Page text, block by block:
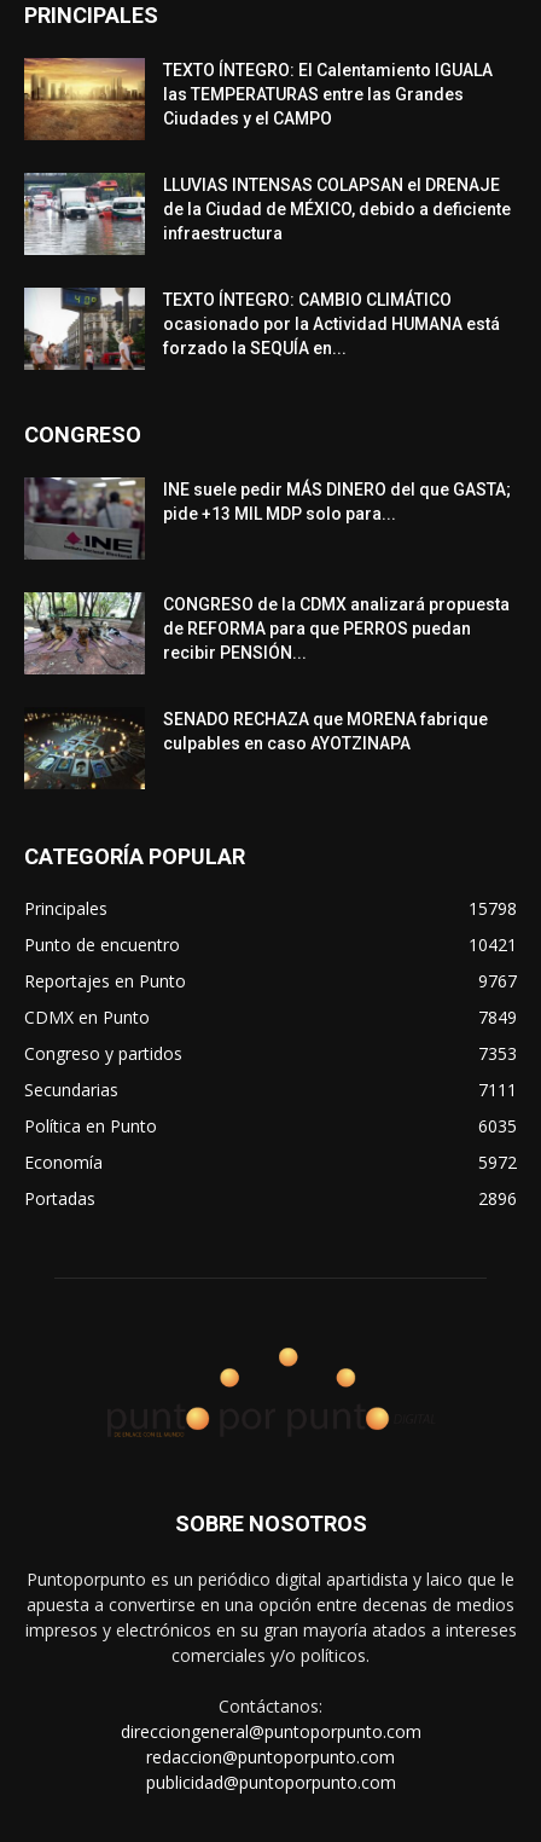
PRINCIPALES
TEXTO ÍNTEGRO: El Calentamiento IGUALA
las TEMPERATURAS entre las Grandes
Ciudades y el CAMPO
LLUVIAS INTENSAS COLAPSAN el DRENAJE
de la Ciudad de MÉXICO, debido a deficiente
infraestructura
TEXTO ÍNTEGRO: CAMBIO CLIMÁTICO
ocasionado por la Actividad HUMANA está
forzado la SEQUÍA en...
CONGRESO
INE suele pedir MÁS DINERO del que GASTA;
pide +13 MIL MDP solo para...
CONGRESO de la CDMX analizará propuesta
de REFORMA para que PERROS puedan
recibir PENSIÓN...
SENADO RECHAZA que MORENA fabrique
culpables en caso AYOTZINAPA
CATEGORÍA POPULAR
Principales
15798
Punto de encuentro
10421
Reportajes en Punto
9767
CDMX en Punto
7849
Congreso y partidos
7353
Secundarias
7111
Política en Punto
6035
Economía
5972
Portadas
2896
SOBRE NOSOTROS
Puntoporpunto es un periódico digital apartidista y laico que le
apuesta a convertirse en una opción entre decenas de medios
impresos y electrónicos en su gran mayoría atados a intereses
comerciales y/o políticos.
Contáctanos:
direcciongeneral@puntoporpunto.com
redaccion@puntoporpunto.com
publicidad@puntoporpunto.com